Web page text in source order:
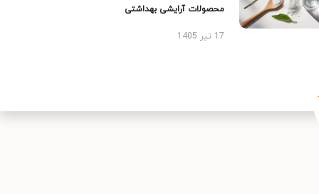
محصولات آرایشی بهداشتی
17 تیر 1405